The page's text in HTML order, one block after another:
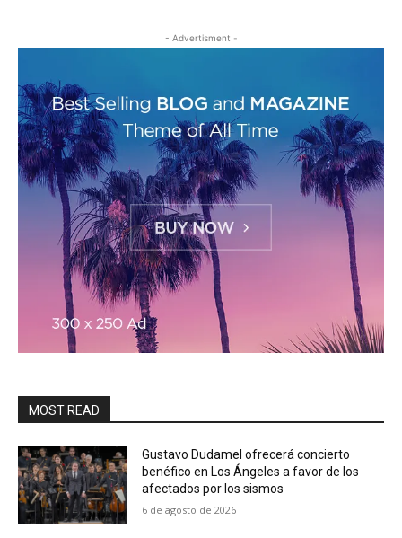
- Advertisment -
MOST READ
Gustavo Dudamel ofrecerá concierto
benéfico en Los Ángeles a favor de los
afectados por los sismos
6 de agosto de 2026